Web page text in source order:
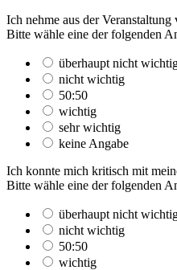
Ich nehme aus der
Bitte wähle eine der folgenden
überhaupt nicht
nicht wichtig
50:50
wichtig
sehr wichtig
keine Angabe
Ich konnte mich kritisch mit
Bitte wähle eine der folgenden
überhaupt nicht
nicht wichtig
50:50
wichtig